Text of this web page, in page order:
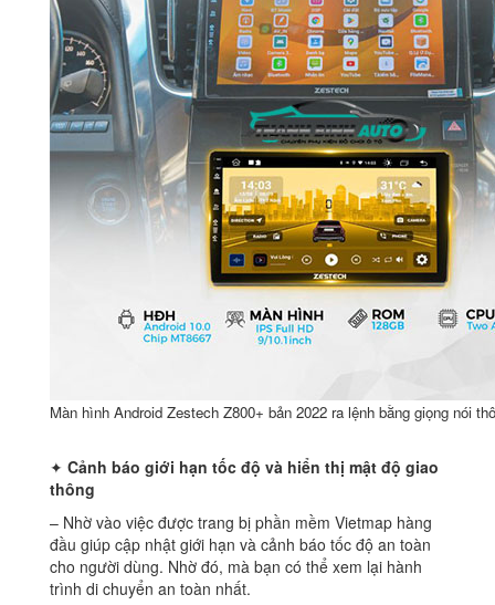
Màn hình Android Zestech Z800+ bản 2022 ra lệnh bằng giọng nói
✦ Cảnh báo giới hạn tốc độ và hiển thị mật độ giao
thông
– Nhờ vào việc được trang bị phần mềm Vietmap hàng
đầu giúp cập nhật giới hạn và cảnh báo tốc độ an toàn
cho người dùng. Nhờ đó, mà bạn có thể xem lại hành
trình di chuyển an toàn nhất.